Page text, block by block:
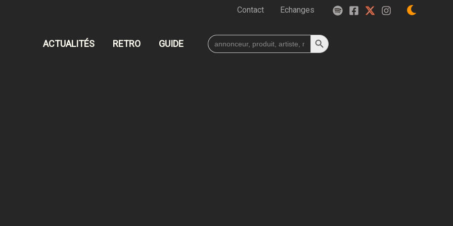
Contact Echanges
ACTUALITÉS RETRO GUIDE
Search
for:
Search Button